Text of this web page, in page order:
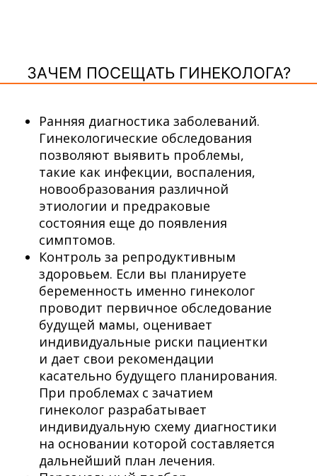
ЗАЧЕМ ПОСЕЩАТЬ ГИНЕКОЛОГА?
Ранняя диагностика заболеваний.
Гинекологические обследования
позволяют выявить проблемы,
такие как инфекции, воспаления,
новообразования различной
этиологии и предраковые
состояния еще до появления
симптомов.
Контроль за репродуктивным
здоровьем. Если вы планируете
беременность именно гинеколог
проводит первичное обследование
будущей мамы, оценивает
индивидуальные риски пациентки
и дает свои рекомендации
касательно будущего планирования.
При проблемах с зачатием
гинеколог разрабатывает
индивидуальную схему диагностики
на основании которой составляется
дальнейший план лечения.